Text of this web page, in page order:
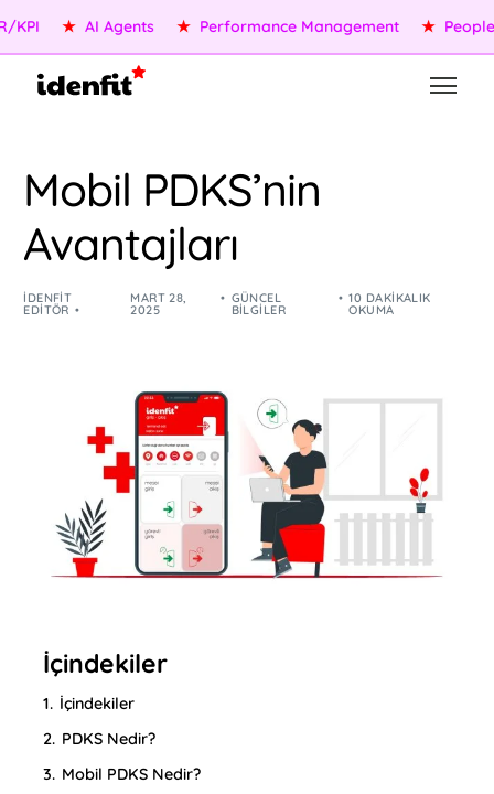
★ AI Agents ★ Performance Management ★ People
Mobil PDKS’nin
Avantajları
IDENFIT
EDITÖR
MART 28,
2025
GÜNCEL
BILGILER
10 DAKIKALIK
OKUMA
İçindekiler
1. İçindekiler
2. PDKS Nedir?
3. Mobil PDKS Nedir?